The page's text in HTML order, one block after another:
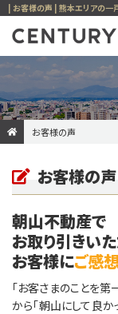
お客様の声
お客様の声
朝山不動産で
お取り引きい
お客様にご感
「お客さまのことを
から「朝山にして良か